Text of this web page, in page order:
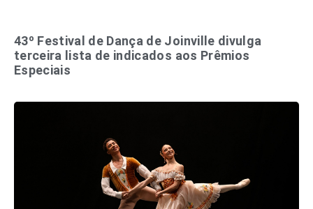
43º Festival de Dança de Joinville divulga
terceira lista de indicados aos Prêmios
Especiais